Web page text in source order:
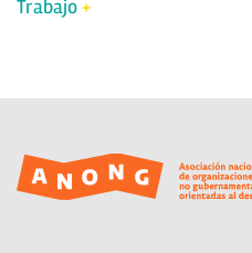
Trabajo